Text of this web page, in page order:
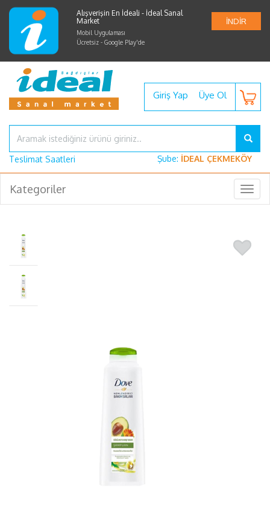
Alışverişin En İdeali - İdeal Sanal
Market
Mobil Uygulaması
Ücretsiz - Google Play'de
İNDİR
Giriş Yap Üye Ol
Teslimat Saatleri Şube: İDEAL ÇEKMEKÖY
Kategoriler